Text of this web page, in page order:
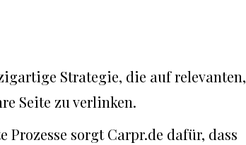
Strategie, die auf relevanten,
Seite zu verlinken.
Prozesse sorgt Carpr.de dafür, dass